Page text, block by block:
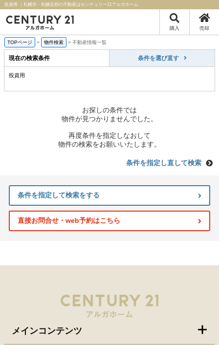
投資用 ｜札幌市・札幌近郊の不動産はセンチュリー21アルガホーム
購入 売却
TOPページ > 物件検索 > 不動産情報一覧
現在の検索条件 条件を選び直す
投資用
お探しの条件では
物件が見つかりませんでした。
再度条件を指定しなおして
物件の検索をお願いいたします。
条件を指定し直して検索
条件を指定して検索をする
直接お問合せ・web予約はこちら
メインコンテンツ